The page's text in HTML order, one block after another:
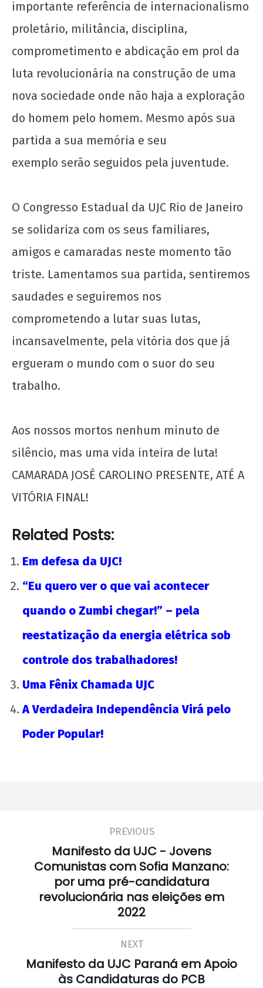
Soberania alimentar é permanência: o PASES
e os Restaurantes Universitários
24 de
junho
de
wp-
admin
Os jovens comunistas e as eleições
24 de
junho
de
wp-
Manifesto por uma Universidade Popular para
24 de
junho
wp-
importante referência de internacionalismo
proletário, militância, disciplina,
comprometimento e abdicação em prol da
luta revolucionária na construção de uma
nova sociedade onde não haja a exploração
do homem pelo homem. Mesmo após sua
partida a sua memória e seu
exemplo serão seguidos pela juventude.
O Congresso Estadual da UJC Rio de Janeiro
se solidariza com os seus familiares,
amigos e camaradas neste momento tão
triste. Lamentamos sua partida, sentiremos
saudades e seguiremos nos
comprometendo a lutar suas lutas,
incansavelmente, pela vitória dos que já
ergueram o mundo com o suor do seu
trabalho.
Aos nossos mortos nenhum minuto de
silêncio, mas uma vida inteira de luta!
CAMARADA JOSÉ CAROLINO PRESENTE, ATÉ A
VITÓRIA FINAL!
Related Posts:
Em defesa da UJC!
“Eu quero ver o que vai acontecer
quando o Zumbi chegar!” – pela
reestatização da energia elétrica sob
controle dos trabalhadores!
Uma Fênix Chamada UJC
A Verdadeira Independência Virá pelo
Poder Popular!
PREVIOUS
Manifesto da UJC - Jovens
Comunistas com Sofia Manzano:
por uma pré-candidatura
revolucionária nas eleições em
2022
NEXT
Manifesto da UJC Paraná em Apoio
às Candidaturas do PCB